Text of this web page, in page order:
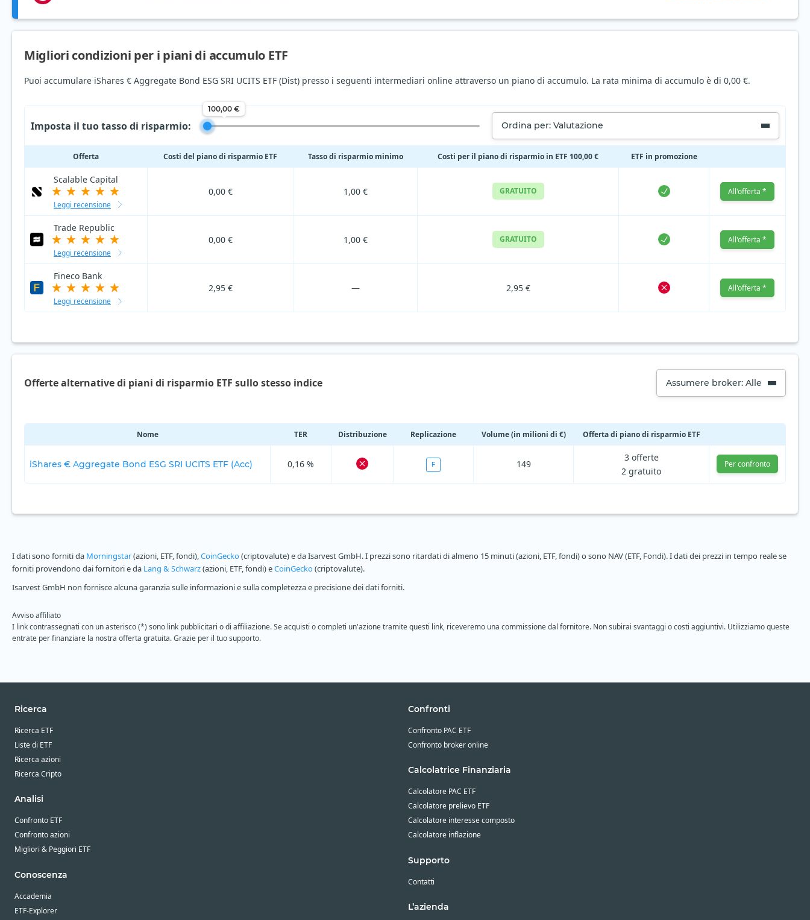
Migliori condizioni per i piani di accumulo ETF
Puoi accumulare iShares € Aggregate Bond ESG SRI UCITS ETF (Dist) presso i seguenti intermediari online attraverso un piano di accumulo. La rata minima di accumulo è di 0,00 €.
Imposta il tuo tasso di risparmio:
100,00 €
Ordina per: Valutazione
Offerta Costi del piano di risparmio ETF Tasso di risparmio minimo Costi per il piano di risparmio in ETF 100,00 € ETF in promozione
Scalable Capital
Leggi recensione
0,00 € 1,00 € GRATUITO All'offerta *
Trade Republic
Leggi recensione
0,00 € 1,00 € GRATUITO All'offerta *
Fineco Bank
Leggi recensione
2,95 € — 2,95 € All'offerta *
Offerte alternative di piani di risparmio ETF sullo stesso indice Assumere broker: Alle
Nome TER Distribuzione Replicazione Volume (in milioni di €) Offerta di piano di risparmio ETF
iShares € Aggregate Bond ESG SRI UCITS ETF (Acc) 0,16 % F 149
3 offerte
2 gratuito
Per confronto
I dati sono forniti da Morningstar(azioni, ETF, fondi),CoinGecko(criptovalute) e da Isarvest GmbH. I prezzi sono ritardati di almeno 15 minuti (azioni, ETF, fondi) o sono NAV (ETF, Fondi). I dati dei prezzi in tempo reale se
forniti provendono dai fornitori e da Lang & Schwarz(azioni, ETF, fondi) eCoinGecko(criptovalute).
Isarvest GmbH non fornisce alcuna garanzia sulle informazioni e sulla completezza e precisione dei dati forniti.
Avviso affiliato
I link contrassegnati con un asterisco (*) sono link pubblicitari o di affiliazione. Se acquisti o completi un'azione tramite questi link, riceveremo una commissione dal fornitore. Non subirai svantaggi o costi aggiuntivi. Utilizziamo queste
entrate per finanziare la nostra offerta gratuita. Grazie per il tuo supporto.
Ricerca
Ricerca ETF
Liste di ETF
Ricerca azioni
Ricerca Cripto
Analisi
Confronto ETF
Confronto azioni
Migliori & Peggiori ETF
Conoscenza
Accademia
ETF-Explorer
Confronti
Confronto PAC ETF
Confronto broker online
Calcolatrice Finanziaria
Calcolatore PAC ETF
Calcolatore prelievo ETF
Calcolatore interesse composto
Calcolatore inflazione
Supporto
Contatti
L’azienda